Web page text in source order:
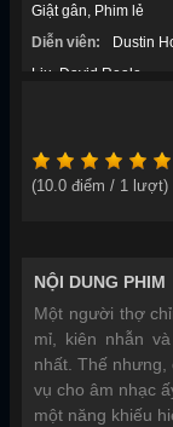
Giật gân
Phim lẻ
Diễn viên:
Dustin
Liu David Reale
(10.0 điểm / 1 lượt)
NỘI DUNG PHIM
Một người thợ
mỉ, kiên nhẫn
nhất. Thế
vụ cho âm nhạc
một năng khiếu